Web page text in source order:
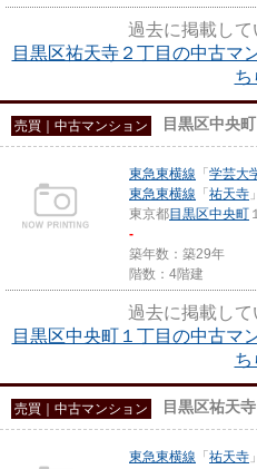
過去に掲載して
目黒区祐天寺２丁目の中古マ
ち
売買｜中古マンション 目黒区中央
東急東横線 「学芸大
東急東横線 「祐天寺
東京都目黒区中央町
-
築年数：築29年
階数：4階建
過去に掲載して
目黒区中央町１丁目の中古マ
ち
売買｜中古マンション 目黒区祐天
東急東横線 「祐天寺